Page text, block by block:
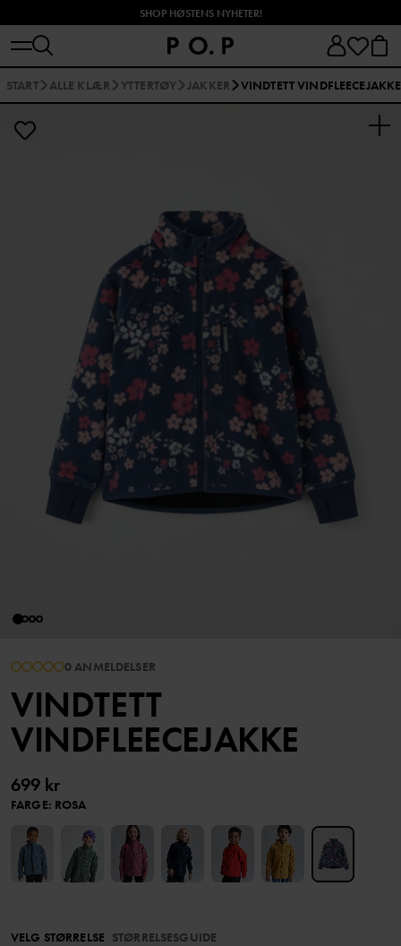
SHOP HØSTENS NYHETER!
START ALLE KLÆR YTTERTØY JAKKER VINDTETT VINDFLEECEJAKKE
0 ANMELDELSER
VINDTETT
VINDFLEECEJAKKE
699 kr
FARGE: ROSA
VELG STØRRELSE STØRRELSESGUIDE